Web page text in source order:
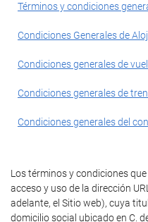
Términos y condiciones
Condiciones Generales de
Condiciones generales de
Condiciones generales de
Condiciones generales del
Los términos y condiciones
acceso y uso de la dirección
adelante, el Sitio web), cuya
domicilio social ubicado en C.